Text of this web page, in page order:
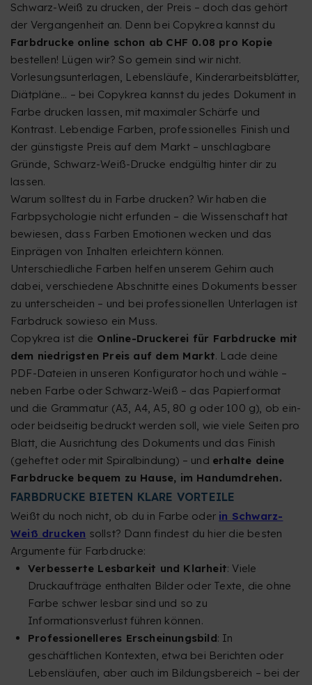
Schwarz-Weiß zu drucken, der Preis – doch das gehört
der Vergangenheit an. Denn bei Copykrea kannst du
Farbdrucke online schon ab CHF 0.08 pro Kopie
bestellen! Lügen wir? So gemein sind wir nicht.
Vorlesungsunterlagen, Lebensläufe, Kinderarbeitsblätter,
Diätpläne... – bei Copykrea kannst du jedes Dokument in
Farbe drucken lassen, mit maximaler Schärfe und
Kontrast. Lebendige Farben, professionelles Finish und
der günstigste Preis auf dem Markt – unschlagbare
Gründe, Schwarz-Weiß-Drucke endgültig hinter dir zu
lassen.
Warum solltest du in Farbe drucken? Wir haben die
Farbpsychologie nicht erfunden – die Wissenschaft hat
bewiesen, dass Farben Emotionen wecken und das
Einprägen von Inhalten erleichtern können.
Unterschiedliche Farben helfen unserem Gehirn auch
dabei, verschiedene Abschnitte eines Dokuments besser
zu unterscheiden – und bei professionellen Unterlagen ist
Farbdruck sowieso ein Muss.
Copykrea ist die Online-Druckerei für Farbdrucke mit
dem niedrigsten Preis auf dem Markt. Lade deine
PDF-Dateien in unseren Konfigurator hoch und wähle –
neben Farbe oder Schwarz-Weiß – das Papierformat
und die Grammatur (A3, A4, A5, 80 g oder 100 g), ob ein-
oder beidseitig bedruckt werden soll, wie viele Seiten pro
Blatt, die Ausrichtung des Dokuments und das Finish
(geheftet oder mit Spiralbindung) – und erhalte deine
Farbdrucke bequem zu Hause, im Handumdrehen.
FARBDRUCKE BIETEN KLARE VORTEILE
Weißt du noch nicht, ob du in Farbe oder in Schwarz-
Weiß drucken sollst? Dann findest du hier die besten
Argumente für Farbdrucke:
Verbesserte Lesbarkeit und Klarheit: Viele
Druckaufträge enthalten Bilder oder Texte, die ohne
Farbe schwer lesbar sind und so zu
Informationsverlust führen können.
Professionelleres Erscheinungsbild: In
geschäftlichen Kontexten, etwa bei Berichten oder
Lebensläufen, aber auch im Bildungsbereich – bei der